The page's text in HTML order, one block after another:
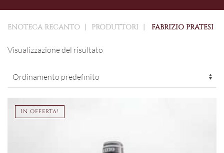
ENOTECA RECANTO PRODUTTORI FABRIZIO PRATESI
Visualizzazione del risultato
IN OFFERTA!